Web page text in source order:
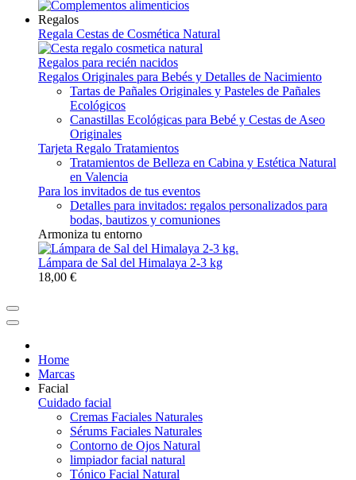
Regalos
Regala Cestas de Cosmética Natural
Regalos para recién nacidos
Regalos Originales para Bebés y Detalles de Nacimiento
Tartas de Pañales Originales y Pasteles de Pañales
Ecológicos
Canastillas Ecológicas para Bebé y Cestas de Aseo
Originales
Tarjeta Regalo Tratamientos
Tratamientos de Belleza en Cabina y Estética Natural
en Valencia
Para los invitados de tus eventos
Detalles para invitados: regalos personalizados para
bodas, bautizos y comuniones
Armoniza tu entorno
Lámpara de Sal del Himalaya 2-3 kg
18,00 €
Home
Marcas
Facial
Cuidado facial
Cremas Faciales Naturales
Sérums Faciales Naturales
Contorno de Ojos Natural
limpiador facial natural
Tónico Facial Natural